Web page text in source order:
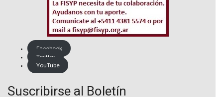
Facebook
Twitter
YouTube
Suscribirse al Boletín